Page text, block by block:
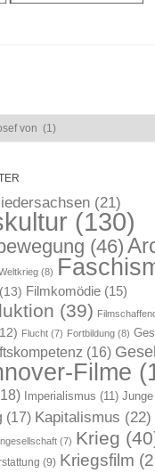
(21)
(130)
(46)
(8)
(13) Filmkomödie (15)
(39)
Flucht (7) Fortbildung (8)
(16)
Filme
Imperialismus (11)
(17) Kapitalismus (22)
(7) Krieg
(9) Kriegsfilm